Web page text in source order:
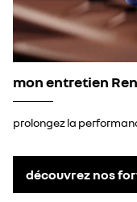
mon entretien
prolongez la
découvrez nos